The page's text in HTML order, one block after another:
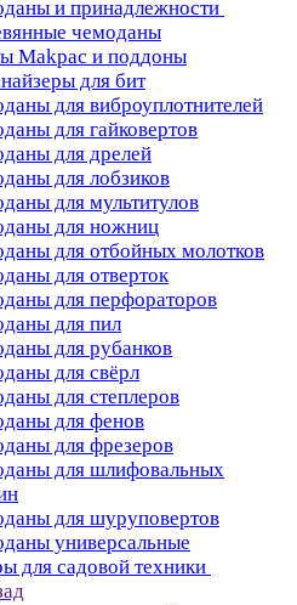
и принадлежности
чемоданы
Makpac и поддоны
для бит
для виброуплотнителей
для гайковертов
для дрелей
для лобзиков
для мультитулов
для ножниц
для отбойных молотков
для отверток
для перфораторов
для пил
для рубанков
для свёрл
для степлеров
для фенов
для фрезеров
для шлифовальных
для шуруповертов
универсальные
для садовой техники